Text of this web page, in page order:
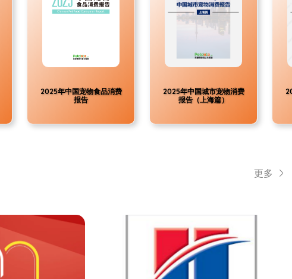
2025年中国宠物食品消费
报告
2025年中国城市宠物消费
报告（上海篇）
更多